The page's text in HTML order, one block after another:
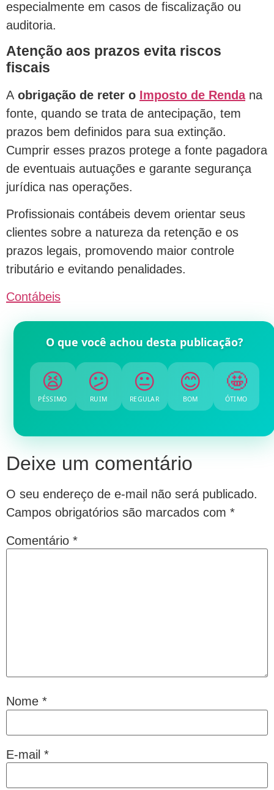
especialmente em casos de fiscalização ou
auditoria.
Atenção aos prazos evita riscos
fiscais
A obrigação de reter o Imposto de Rendana
fonte, quando se trata de antecipação, tem
prazos bem definidos para sua extinção.
Cumprir esses prazos protege a fonte pagadora
de eventuais autuações e garante segurança
jurídica nas operações.
Profissionais contábeis devem orientar seus
clientes sobre a natureza da retenção e os
prazos legais, promovendo maior controle
tributário e evitando penalidades.
Contábeis
O que você achou desta publicação?
😫
PÉSSIMO
😕
RUIM
😐
REGULAR
😊
BOM
🤩
ÓTIMO
Deixe um comentário
O seu endereço de e-mail não será publicado.
Campos obrigatórios são marcados com *
Comentário *
Nome *
E-mail *